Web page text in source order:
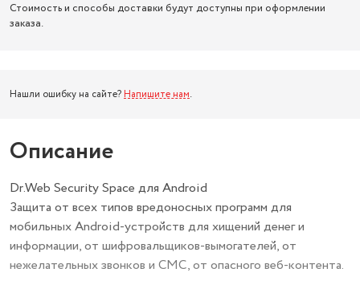
Стоимость и способы доставки будут доступны при оформлении
заказа.
Нашли ошибку на сайте? Напишите нам.
Описание
Dr.Web Security Space для Android
Защита от всех типов вредоносных программ для
мобильных Android-устройств для хищений денег и
информации, от шифровальщиков-вымогателей, от
нежелательных звонков и СМС, от опасного веб-контента.